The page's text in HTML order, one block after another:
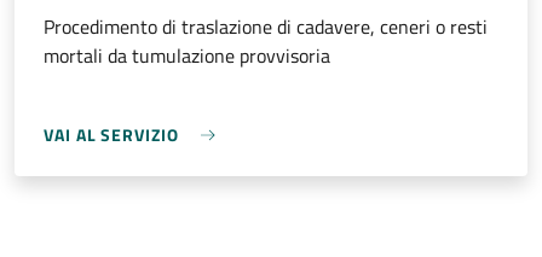
Procedimento di traslazione di cadavere, ceneri o resti
mortali da tumulazione provvisoria
VAI AL SERVIZIO